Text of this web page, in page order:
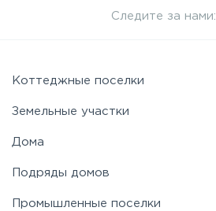
Следите за нами:
Коттеджные поселки
Земельные участки
Дома
Подряды домов
Промышленные поселки